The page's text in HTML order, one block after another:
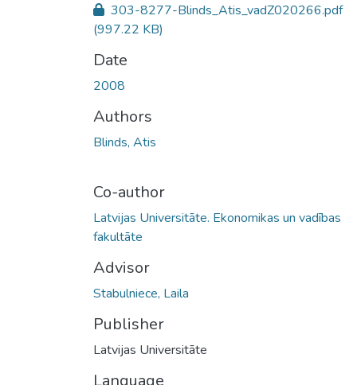
303-8277-Blinds_Atis_vadZ020266.pdf
(997.22 KB)
Date
2008
Authors
Blinds, Atis
Co-author
Latvijas Universitāte. Ekonomikas un vadības
fakultāte
Advisor
Stabulniece, Laila
Publisher
Latvijas Universitāte
Language